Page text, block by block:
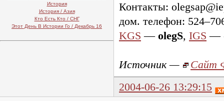
История
История / Азия
Кто Есть Кто / СНГ
Этот День В Истории Го / Декабрь 16
Контакты:
дом. телефон: 5
KGS — olegS, IGS —
Источник —
Сайт
2004-06-26 13:29:15